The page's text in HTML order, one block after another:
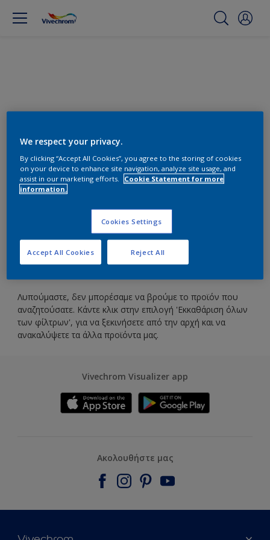
Βρείτε τα κατάλληλα προϊόντα
Προϊόντα βρέθηκαν
Φίλτρα
Λυπούμαστε, δεν μπορέσαμε να βρούμε το προϊόν που
αναζητούσατε. Κάντε κλικ στην επιλογή 'Εκκαθάριση όλων
των φίλτρων', για να ξεκινήσετε από την αρχή και να
ανακαλύψετε τα άλλα προϊόντα μας.
Vivechrom Visualizer app
Ακολουθήστε μας
We respect your privacy.
By clicking “Accept All Cookies”, you agree to the storing of cookies
on your device to enhance site navigation, analyze site usage, and
assist in our marketing efforts.
Cookie Statement for more
information.
Cookies Settings
Reject All
Accept All Cookies